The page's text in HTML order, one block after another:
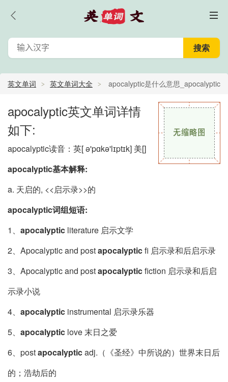
英文单词 英文单词大全 apocalyptic是什么意思_apocalyptic
怎么读_apocalyptic的中文意思,翻译
apocalyptic英文单词详情
如下:
apocalyptic读音：英[ ə'pɑkə'lɪptɪk] 美[]
apocalyptic基本解释:
a. 天启的, <<启示录>>的
apocalyptic词组短语:
1、 apocalyptic literature 启示文学
2、Apocalyptic and postapocalypticfi 启示录和后启示录
3、Apocalyptic and postapocalypticfiction 启示录和后启
示录小说
4、 apocalyptic instrumental 启示录乐器
5、 apocalyptic love 末日之爱
6、postapocalypticadj.（《圣经》中所说的）世界末日后
的；浩劫后的